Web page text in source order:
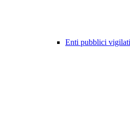
Enti pubblici vigilati